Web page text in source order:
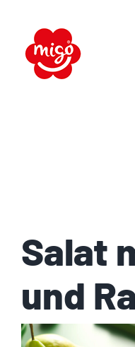
content
Salat
und